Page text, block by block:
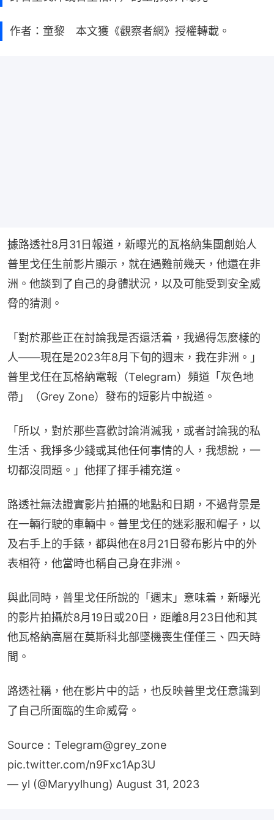
作者：童黎 本文獲《觀察者網》授權轉載。
據路透社8月31日報道，新曝光的瓦格納集團創始人
普里戈任生前影片顯示，就在遇難前幾天，他還在非
洲。他談到了自己的身體狀況，以及可能受到安全威
脅的猜測。
「對於那些正在討論我是否還活着，我過得怎麼樣的
人——現在是2023年8月下旬的週末，我在非洲。」
普里戈任在瓦格納電報（Telegram）頻道「灰色地
帶」（Grey Zone）發布的短影片中說道。
「所以，對於那些喜歡討論消滅我，或者討論我的私
生活、我掙多少錢或其他任何事情的人，我想說，一
切都沒問題。」他揮了揮手補充道。
路透社無法證實影片拍攝的地點和日期，不過背景是
在一輛行駛的車輛中。普里戈任的迷彩服和帽子，以
及右手上的手錶，都與他在8月21日發布影片中的外
表相符，他當時也稱自己身在非洲。
與此同時，普里戈任所說的「週末」意味着，新曝光
的影片拍攝於8月19日或20日，距離8月23日他和其
他瓦格納高層在莫斯科北部墜機喪生僅僅三、四天時
間。
路透社稱，他在影片中的話，也反映普里戈任意識到
了自己所面臨的生命威脅。
Source：Telegram@grey_zone
pic.twitter.com/n9Fxc1Ap3U
— yl (@Maryylhung) August 31, 2023